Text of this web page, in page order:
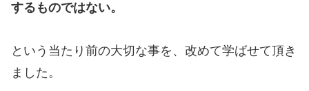
するものではない。
という当たり前の大切な事を、改めて学ばせて頂き
ました。